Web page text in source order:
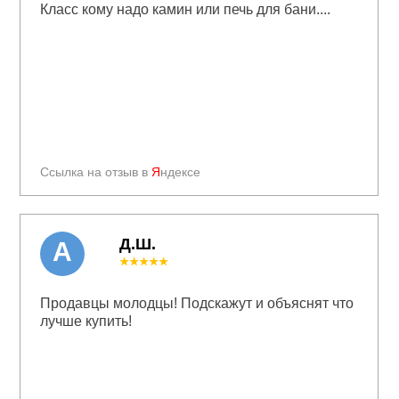
Ссылка на отзыв в Яндексе
Класс кому надо камин или печь для бани....
Д.Ш.
★★★★★
Продавцы молодцы! Подскажут и объяснят что
лучше купить!
А